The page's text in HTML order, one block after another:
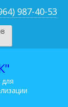
987-40-53